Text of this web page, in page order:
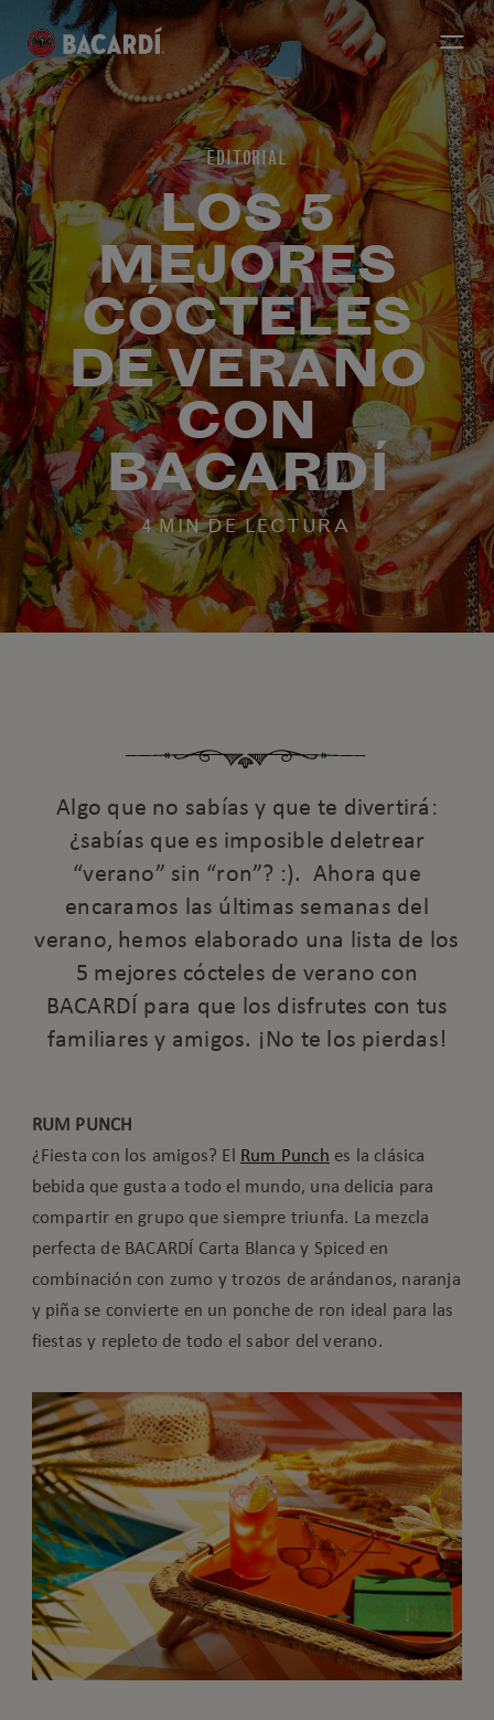
EDITORIAL
LOS 5
MEJORES
CÓCTELES
DE VERANO
CON
BACARDÍ
4 MIN DE LECTURA
Algo que no sabías y que te divertirá:
¿sabías que es imposible deletrear
“verano” sin “ron”? :). Ahora que
encaramos las últimas semanas del
verano, hemos elaborado una lista de los
5 mejores cócteles de verano con
BACARDÍ para que los disfrutes con tus
familiares y amigos. ¡No te los pierdas!
RUM PUNCH
¿Fiesta con los amigos? El Rum Punch es la clásica
bebida que gusta a todo el mundo, una delicia para
compartir en grupo que siempre triunfa. La mezcla
perfecta de BACARDÍ Carta Blanca y Spiced en
combinación con zumo y trozos de arándanos, naranja
y piña se convierte en un ponche de ron ideal para las
fiestas y repleto de todo el sabor del verano.